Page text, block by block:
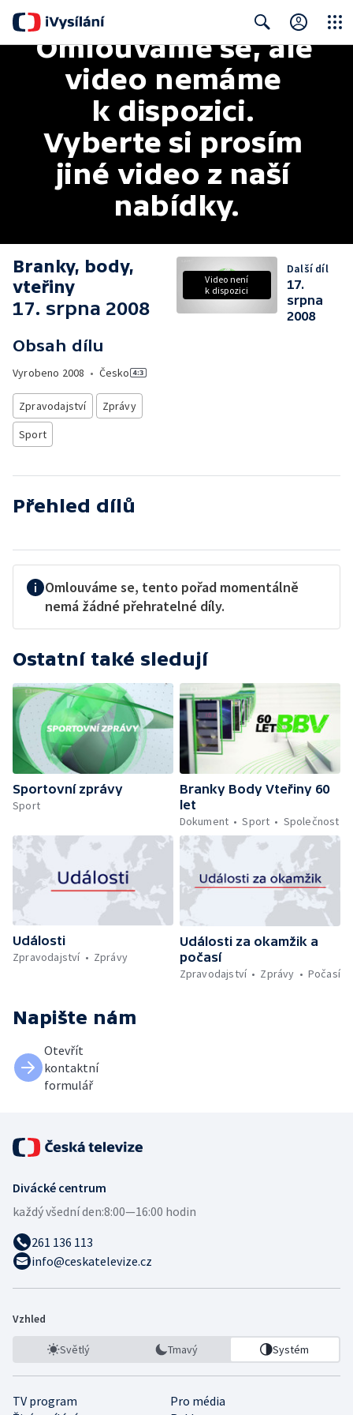
Search
Omlouváme se, ale
video nemáme
k dispozici.
Vyberte si prosím
jiné video z naší
nabídky.
Branky, body,
vteřiny
17. srpna 2008
Obsah dílu
Vyrobeno 2008 • Česko
Zpravodajství
Zprávy
Sport
Video není
k dispozici
Další díl
17.
srpna
2008
Přehled dílů
Omlouváme se, tento pořad momentálně
nemá žádné přehratelné díly.
Ostatní také sledují
Sportovní zprávy
Sport
Branky Body Vteřiny 60
let
Dokument
Sport Společnost
Události
Zpravodajství
Zprávy
Události za okamžik a
počasí
Zpravodajství
Zprávy Počasí
Napište nám
Otevřít
kontaktní
formulář
Divácké centrum
každý všední den:8:00—16:00 hodin
261 136 113
info@ceskatelevize.cz
Vzhled
Světlý Tmavý Systém
TV program
Pro média